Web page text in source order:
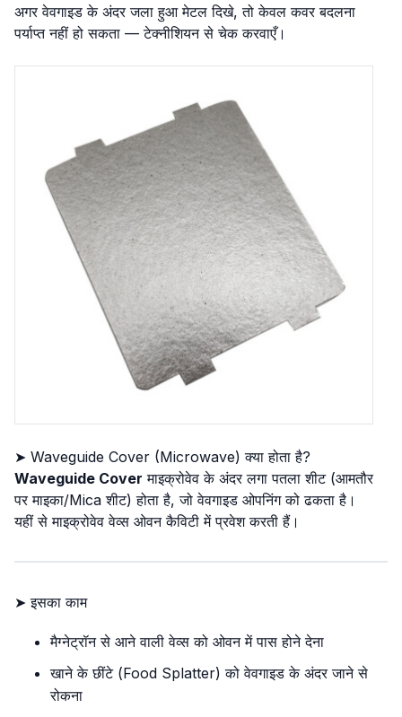
अगर वेवगाइड के अंदर जला हुआ मेटल दिखे, तो केवल कवर बदलना
पर्याप्त नहीं हो सकता — टेक्नीशियन से चेक करवाएँ।
➤ Waveguide Cover (Microwave) क्या होता है?
Waveguide Cover माइक्रोवेव के अंदर लगा पतला शीट (आमतौर
पर माइका/Mica शीट) होता है, जो वेवगाइड ओपनिंग को ढकता है।
यहीं से माइक्रोवेव वेव्स ओवन कैविटी में प्रवेश करती हैं।
➤ इसका काम
मैग्नेट्रॉन से आने वाली वेव्स को ओवन में पास होने देना
खाने के छींटे (Food Splatter) को वेवगाइड के अंदर जाने से
रोकना